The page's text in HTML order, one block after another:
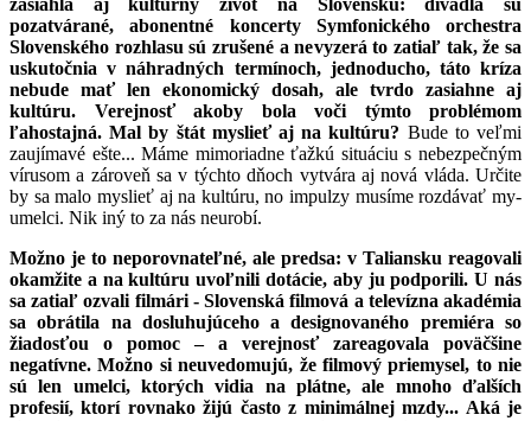
zasiahla aj kultúrny život na Slovensku: divadlá sú
pozatvárané, abonentné koncerty Symfonického orchestra
Slovenského rozhlasu sú zrušené a nevyzerá to zatiaľ tak, že sa
uskutočnia v náhradných termínoch, jednoducho, táto kríza
nebude mať len ekonomický dosah, ale tvrdo zasiahne aj
kultúru. Verejnosť akoby bola voči týmto problémom
ľahostajná. Mal by štát myslieť aj na kultúru? Bude to veľmi
zaujímavé ešte... Máme mimoriadne ťažkú situáciu s nebezpečným
vírusom a zároveň sa v týchto dňoch vytvára aj nová vláda. Určite
by sa malo myslieť aj na kultúru, no impulzy musíme rozdávať my-
umelci. Nik iný to za nás neurobí.
Možno je to neporovnateľné, ale predsa: v Taliansku reagovali
okamžite a na kultúru uvoľnili dotácie, aby ju podporili. U nás
sa zatiaľ ozvali filmári - Slovenská filmová a televízna akadémia
sa obrátila na dosluhujúceho a designovaného premiéra so
žiadosťou o pomoc – a verejnosť zareagovala poväčšine
negatívne. Možno si neuvedomujú, že filmový priemysel, to nie
sú len umelci, ktorých vidia na plátne, ale mnoho ďalších
profesií, ktorí rovnako žijú často z minimálnej mzdy... Aká je